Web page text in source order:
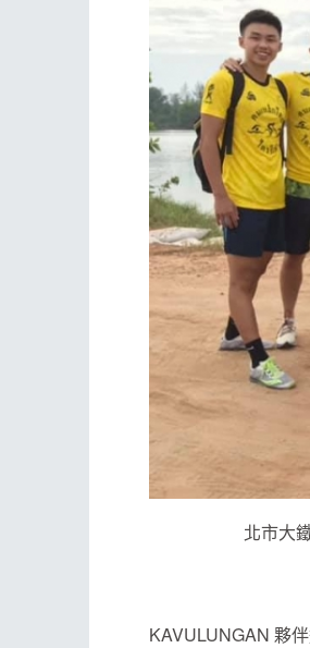
北市大
KAVULUNGAN 夥